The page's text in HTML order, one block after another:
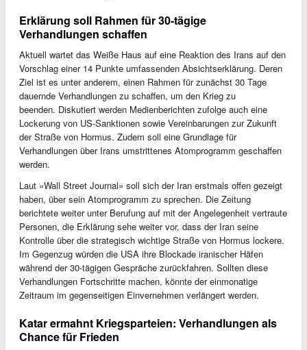
Erklärung soll Rahmen für 30-tägige
Verhandlungen schaffen
Aktuell wartet das Weiße Haus auf eine Reaktion des Irans auf den
Vorschlag einer 14 Punkte umfassenden Absichtserklärung. Deren
Ziel ist es unter anderem, einen Rahmen für zunächst 30 Tage
dauernde Verhandlungen zu schaffen, um den Krieg zu
beenden. Diskutiert werden Medienberichten zufolge auch eine
Lockerung von US-Sanktionen sowie Vereinbarungen zur Zukunft
der Straße von Hormus. Zudem soll eine Grundlage für
Verhandlungen über Irans umstrittenes Atomprogramm geschaffen
werden.
Laut «Wall Street Journal» soll sich der Iran erstmals offen gezeigt
haben, über sein Atomprogramm zu sprechen. Die Zeitung
berichtete weiter unter Berufung auf mit der Angelegenheit vertraute
Personen, die Erklärung sehe weiter vor, dass der Iran seine
Kontrolle über die strategisch wichtige Straße von Hormus lockere.
Im Gegenzug würden die USA ihre Blockade iranischer Häfen
während der 30-tägigen Gespräche zurückfahren. Sollten diese
Verhandlungen Fortschritte machen, könnte der einmonatige
Zeitraum im gegenseitigen Einvernehmen verlängert werden.
Katar ermahnt Kriegsparteien: Verhandlungen als
Chance für Frieden